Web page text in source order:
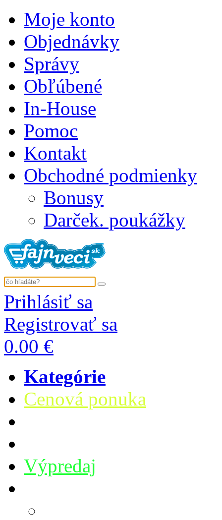
Moje konto
Objednávky
Správy
Obľúbené
In-House
Pomoc
Kontakt
Obchodné podmienky
Bonusy
Darček. poukážky
Prihlásiť sa
Registrovať sa
0.00 €
Kategórie
Cenová ponuka
Výpredaj